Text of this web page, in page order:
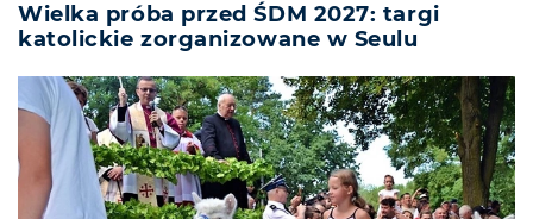
Wielka próba przed ŚDM 2027: targi
katolickie zorganizowane w Seulu